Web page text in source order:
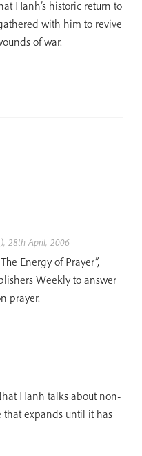
Hanh’s historic return to
with him to revive
of war.
28th April, 2006
Energy of Prayer”,
Weekly to answer
prayer.
Hanh talks about non-
expands until it has